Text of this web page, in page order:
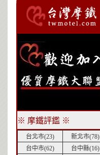
※ 摩鐵評鑑 ※
台北市(23) 新北市(78)
台中市(62)
台中縣(16)